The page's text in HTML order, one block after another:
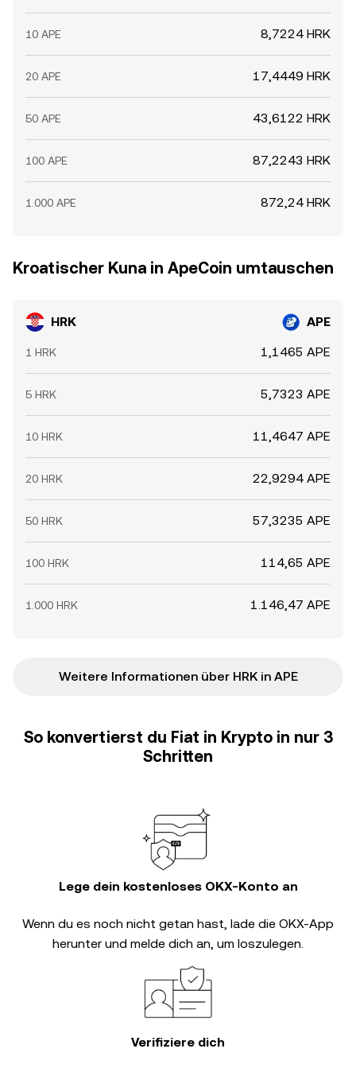
10 APE 8,7224 HRK
20 APE 17,4449 HRK
50 APE 43,6122 HRK
100 APE 87,2243 HRK
1.000 APE 872,24 HRK
Kroatischer Kuna in ApeCoin umtauschen
HRK APE
1 HRK 1,1465 APE
5 HRK 5,7323 APE
10 HRK 11,4647 APE
20 HRK 22,9294 APE
50 HRK 57,3235 APE
100 HRK 114,65 APE
1.000 HRK 1.146,47 APE
Weitere Informationen über HRK in APE
So konvertierst du Fiat in Krypto in nur 3
Schritten
Lege dein kostenloses OKX-Konto an
Wenn du es noch nicht getan hast, lade die OKX-App
herunter und melde dich an, um loszulegen.
Verifiziere dich